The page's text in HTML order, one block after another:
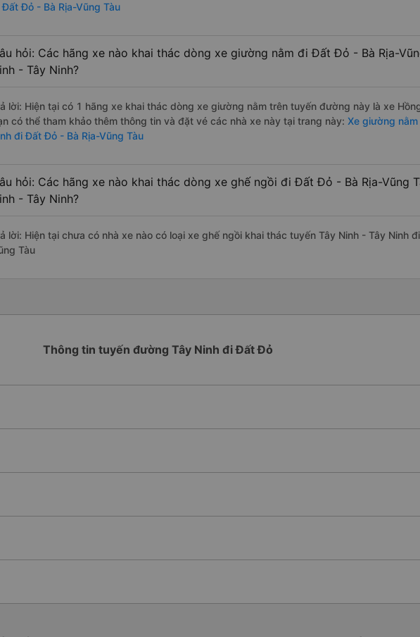
Đỏ - Bà Rịa-Vũng Tàu
hỏi: Các hãng xe nào khai thác dòng xe giường nằm đi Đất Đỏ - Bà Rịa-
- Tây Ninh?
lời: Hiện tại có 1 hãng xe khai thác dòng xe giường nằm trên tuyến đường này là xe
có thể tham khảo thêm thông tin và đặt vé các nhà xe này tại trang này: Xe giường
đi Đất Đỏ - Bà Rịa-Vũng Tàu
hỏi: Các hãng xe nào khai thác dòng xe ghế ngồi đi Đất Đỏ - Bà Rịa-Vũng
- Tây Ninh?
lời: Hiện tại chưa có nhà xe nào có loại xe ghế ngồi khai thác tuyến Tây Ninh - Tây Ninh
Tàu
Thông tin tuyến đường Tây Ninh đi Đất Đỏ